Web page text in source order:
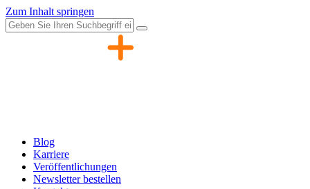
Zum Inhalt springen
Blog
Karriere
Veröffentlichungen
Newsletter bestellen